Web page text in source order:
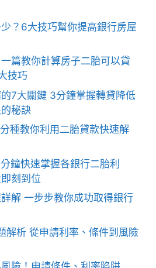
？6大技巧幫你提高銀行房屋
篇教你計算房子二胎可以貸
技巧
7大關鍵 3分鐘掌握轉貸降低
的秘訣
種教你利用二胎貸款快速解
鐘快速掌握各銀行二胎利
刻到位
解 一步步教你成功取得銀行
解析 從申請利率、條件到風險